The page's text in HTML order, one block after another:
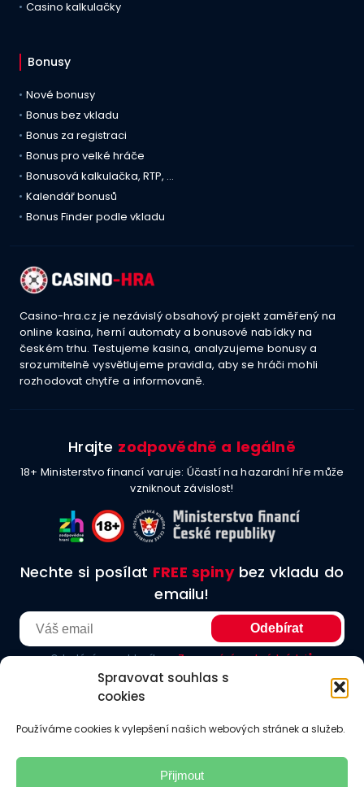
Spravovat souhlas s
cookies
Používáme cookies k vylepšení našich webových stránek a služeb.
Přijmout
Casino kalkulačky
Bonusy
Nové bonusy
Bonus bez vkladu
Bonus za registraci
Bonus pro velké hráče
Bonusová kalkulačka, RTP, …
Kalendář bonusů
Bonus Finder podle vkladu
Casino-hra.cz je nezávislý obsahový projekt zaměřený na
online kasina, herní automaty a bonusové nabídky na
českém trhu. Testujeme kasina, analyzujeme bonusy a
srozumitelně vysvětlujeme pravidla, aby se hráči mohli
rozhodovat chytře a informovaně.
Hrajte zodpovědně a legálně
18+ Ministerstvo financí varuje: Účastí na hazardní hře může
vzniknout závislost!
Nechte si posílat FREE spinybez vkladu do
emailu!
Odesláním souhlasíte seZpracování osobních údajů
Jak hodnotíme
Odkazy Kontakt